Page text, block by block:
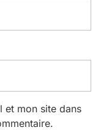
et mon site dans